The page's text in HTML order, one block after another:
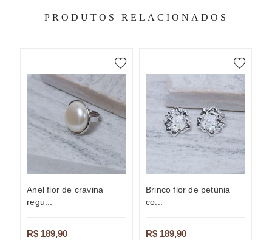
PRODUTOS RELACIONADOS
anel flor de cravina
regu...
R$ 189,90
brinco flor de petúnia
co...
R$ 189,90